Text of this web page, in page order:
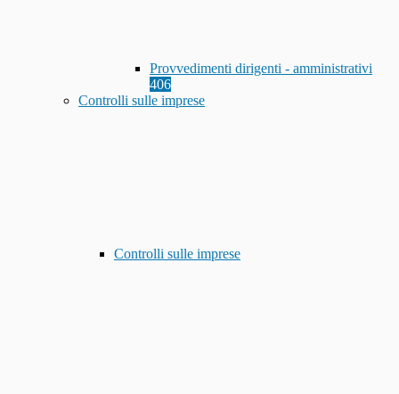
Provvedimenti dirigenti - amministrativi
406
Controlli sulle imprese
Controlli sulle imprese